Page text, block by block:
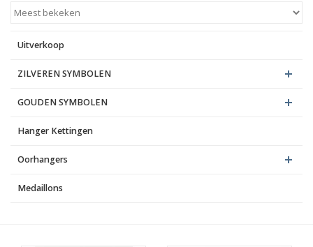
Uitverkoop
ZILVEREN SYMBOLEN
GOUDEN SYMBOLEN
Hanger Kettingen
Oorhangers
Medaillons